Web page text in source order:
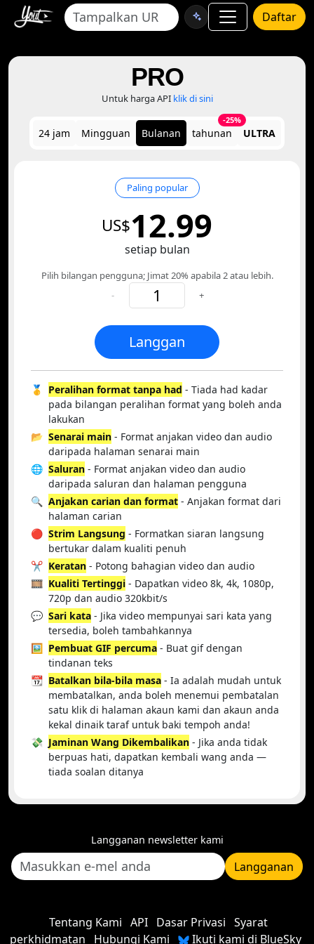
Daftar
PRO
Untuk harga API klik di sini
24 jam Mingguan Bulanan tahunan
-25%
ULTRA
Paling popular
US$12.99
setiap bulan
Pilih bilangan pengguna; Jimat 20% apabila 2 atau lebih.
-
+
Langgan
🥇 Peralihan format tanpa had - Tiada had kadar
pada bilangan peralihan format yang boleh anda
lakukan
📂 Senarai main - Format anjakan video dan audio
daripada halaman senarai main
🌐 Saluran - Format anjakan video dan audio
daripada saluran dan halaman pengguna
🔍 Anjakan carian dan format - Anjakan format dari
halaman carian
🔴 Strim Langsung - Formatkan siaran langsung
bertukar dalam kualiti penuh
✂️ Keratan - Potong bahagian video dan audio
🎞️ Kualiti Tertinggi - Dapatkan video 8k, 4k, 1080p,
720p dan audio 320kbit/s
💬 Sari kata - Jika video mempunyai sari kata yang
tersedia, boleh tambahkannya
🖼️ Pembuat GIF percuma - Buat gif dengan
tindanan teks
📆 Batalkan bila-bila masa - Ia adalah mudah untuk
membatalkan, anda boleh menemui pembatalan
satu klik di halaman akaun kami dan akaun anda
kekal dinaik taraf untuk baki tempoh anda!
💸 Jaminan Wang Dikembalikan - Jika anda tidak
berpuas hati, dapatkan kembali wang anda —
tiada soalan ditanya
Langganan newsletter kami
Langganan
Tentang Kami API Dasar Privasi Syarat
perkhidmatan
Hubungi Kami Ikuti kami di BlueSky